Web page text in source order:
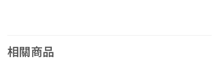
相關商品